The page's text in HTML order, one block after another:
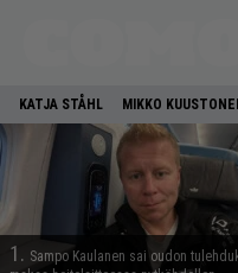
KATJA STÅHL MIKKO
1. Sampo Kaulanen sai oudon